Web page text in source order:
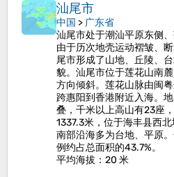
汕尾市
中国 > 广东省
汕尾市处于潮汕平原东侧
由于历次地壳运动褶皱、
尾市形成了山地、丘陵、
貌。汕尾市位于莲花山南
方向倾斜。莲花山脉由闽
跨惠阳到香港附近入海。
叠，千米以上高山有23座
1337.3米，位于海丰县西
南部沿海多为台地、平原
例约占总面积的43.7%。
平均海拔 ：20 米